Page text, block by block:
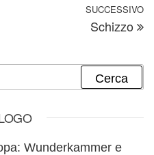
SUCCESSIVO
Schizzo
Wunderkammer e